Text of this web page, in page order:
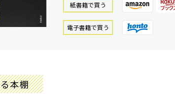
紙書籍で買う
電⼦書籍で買う
本棚